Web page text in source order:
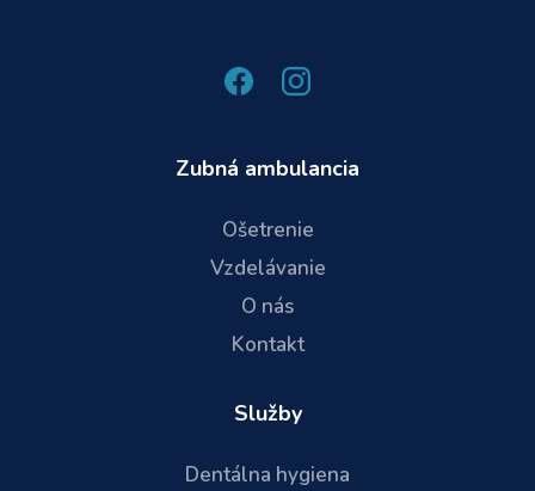
Zubná ambulancia
Ošetrenie
Vzdelávanie
O nás
Kontakt
Služby
Dentálna hygiena